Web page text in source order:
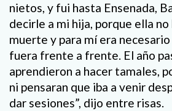
nietos, y fui hasta Ensenada,
decirle a mi hija, porque ella no
muerte y para mí era
fuera frente a frente. El año
aprendieron a hacer tamales,
ni pensaran que iba a venir
dar sesiones”, dijo entre risas.